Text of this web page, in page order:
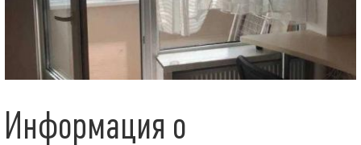
Информация о